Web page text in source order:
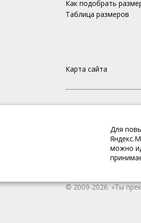
Как подобрать
Таблица размеров
Карта сайта
Интернет магазин
одежду и обувь, Вы
качественную и
наличии всегда
© 2009-2026. «Ты
Для
можно